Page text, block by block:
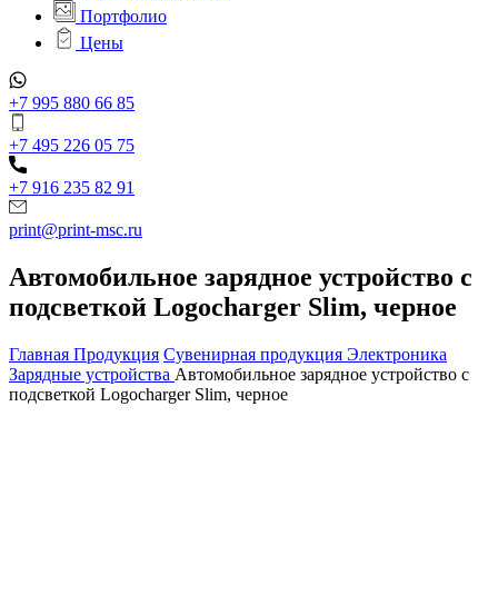
Портфолио
Цены
+7 995 880 66 85
+7 495 226 05 75
+7 916 235 82 91
print@print-msc.ru
Автомобильное зарядное устройство с
подсветкой Logocharger Slim, черное
Главная Продукция Сувенирная продукция Электроника
Зарядные устройства Автомобильное зарядное устройство с
подсветкой Logocharger Slim, черное